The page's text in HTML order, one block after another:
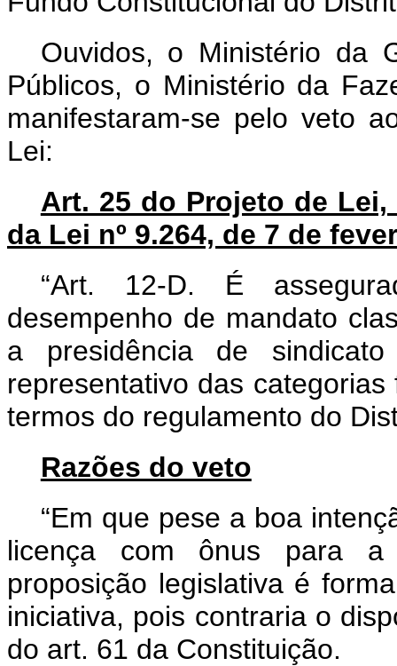
Ouvidos, o Ministério da
Públicos, o Ministério da
manifestaram-se pelo veto
Lei:
Art. 25 do Projeto de
da Lei nº 9.264, de 7 de
“Art. 12-D. É
desempenho de mandato
a presidência de
representativo das
termos do regulamento do
Razões do veto
“Em que pese a boa
licença com ônus para a
proposição legislativa é
iniciativa, pois contraria o
do art. 61 da Constituição.